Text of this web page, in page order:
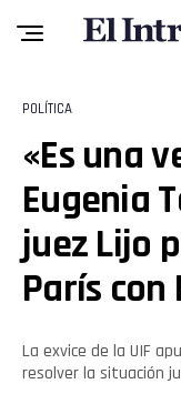
POLÍTICA
«Es una
Eugenia
juez Lijo
París con
La exvice de la UIF
resolver la situación